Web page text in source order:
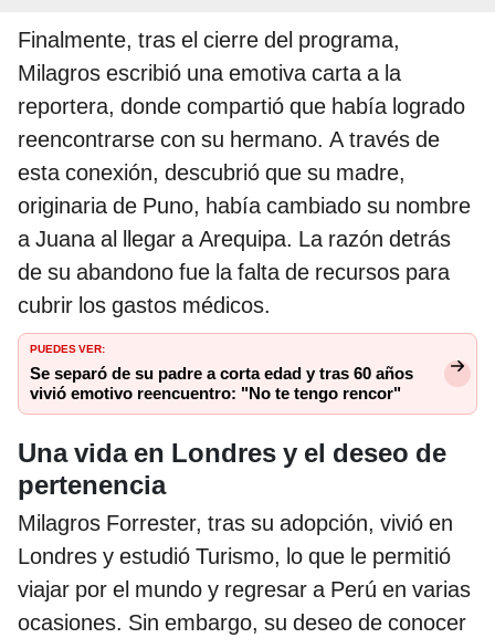
Finalmente, tras el cierre del programa,
Milagros escribió una emotiva carta a la
reportera, donde compartió que había logrado
reencontrarse con su hermano. A través de
esta conexión, descubrió que su madre,
originaria de Puno, había cambiado su nombre
a Juana al llegar a Arequipa. La razón detrás
de su abandono fue la falta de recursos para
cubrir los gastos médicos.
PUEDES VER:
Se separó de su padre a corta edad y tras 60 años
vivió emotivo reencuentro: "No te tengo rencor"
Una vida en Londres y el deseo de
pertenencia
Milagros Forrester, tras su adopción, vivió en
Londres y estudió Turismo, lo que le permitió
viajar por el mundo y regresar a Perú en varias
ocasiones. Sin embargo, su deseo de conocer